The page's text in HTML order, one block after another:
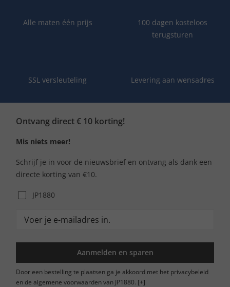
Alle maten één prijs
100 dagen kosteloos
terugsturen
SSL versleuteling Levering aan wensadres
Ontvang direct € 10 korting!
Mis niets meer!
Schrijf je in voor de nieuwsbrief en ontvang als dank een
directe korting van €10.
JP1880
Aanmelden en sparen
Door een bestelling te plaatsen ga je akkoord met het privacybeleid
en de algemene voorwaarden van JP1880. [+]